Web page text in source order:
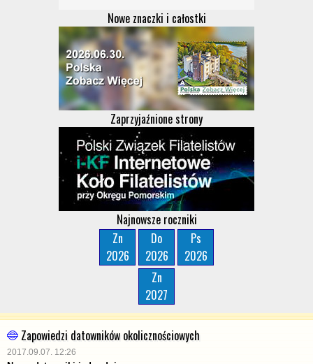
Nowe znaczki i całostki
Zaprzyjaźnione strony
Najnowsze roczniki
Zn
2026
Do
2026
Ps
2026
Zn
2027
Zapowiedzi datowników okolicznościowych
2017.09.07. 12:26